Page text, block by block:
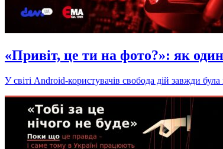
«Привіт, це ти на фото?»: як
У світі Android-користувачів свобода дій завжди